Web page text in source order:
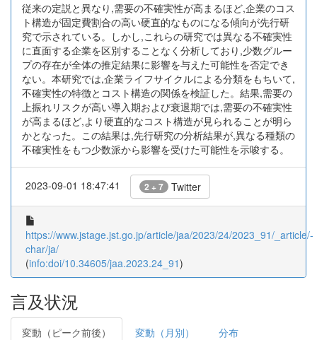
従来の定説と異なり,需要の不確実性が高まるほど,企業のコス
ト構造が固定費割合の高い硬直的なものになる傾向が先行研
究で示されている。しかし,これらの研究では異なる不確実性
に直面する企業を区別することなく分析しており,少数グルー
プの存在が全体の推定結果に影響を与えた可能性を否定でき
ない。本研究では,企業ライフサイクルによる分類をもちいて,
不確実性の特徴とコスト構造の関係を検証した。結果,需要の
上振れリスクが高い導入期および衰退期では,需要の不確実性
が高まるほど,より硬直的なコスト構造が見られることが明ら
かとなった。この結果は,先行研究の分析結果が,異なる種類の
不確実性をもつ少数派から影響を受けた可能性を示唆する。
2023-09-01 18:47:41 2 + 7 Twitter
https://www.jstage.jst.go.jp/article/jaa/2023/24/2023_91/_article/-
char/ja/
(info:doi/10.34605/jaa.2023.24_91)
言及状況
変動（ピーク前後） 変動（月別） 分布